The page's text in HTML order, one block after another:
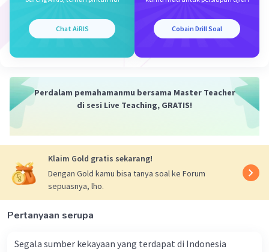
Iklan
12 Januari 2024 14:52
Jawaban terverifikasi
pemilihan presiden secara langsung. Pada
amandemen UUD 1945 yang kedua, yaitu pada
menyatakan bahwa presiden dan wakil presiden
dipilih secara langsung oleh rakyat. Sebelumnya,
presiden dan wakil presiden dipilih oleh MPR
yang terdiri dari anggota DPR dan DPD. Dengan
adanya perubahan ini, rakyat memiliki hak suara
presiden
Chat AiRIS Cobain Drill Soal
Perdalam pemahamanmu bersama Master Teacher
di sesi Live Teaching, GRATIS!
Klaim Gold gratis sekarang!
Dengan Gold kamu bisa tanya soal ke Forum
sepuasnya, lho.
Pertanyaan serupa
Segala sumber kekayaan yang terdapat di Indonesia